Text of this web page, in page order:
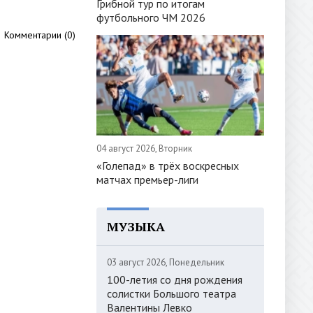
Комментарии (0)
Грибной тур по итогам
футбольного ЧМ 2026
04 август 2026, Вторник
«Голепад» в трёх воскресных
матчах премьер-лиги
МУЗЫКА
03 август 2026, Понедельник
100-летия со дня рождения
солистки Большого театра
Валентины Левко